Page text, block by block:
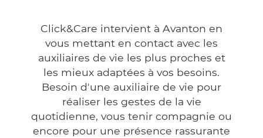
Click&Care intervient à Avanton en
vous mettant en contact avec les
auxiliaires de vie les plus proches et
les mieux adaptées à vos besoins.
Besoin d'une auxiliaire de vie pour
réaliser les gestes de la vie
quotidienne, vous tenir compagnie ou
encore pour une présence rassurante